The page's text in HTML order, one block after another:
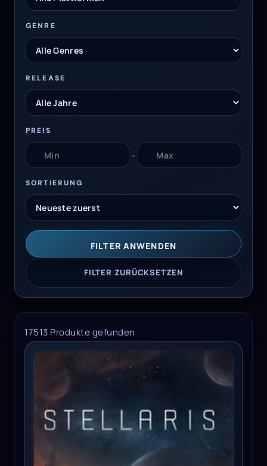
GENRE
RELEASE
PREIS
-
SORTIERUNG
FILTER ANWENDEN
FILTER ZURÜCKSETZEN
17513 Produkte gefunden
Stellaris - Galaxy Edition PC - Steam Key - EUROPE